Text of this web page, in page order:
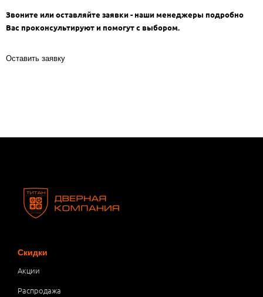
Звоните или оставляйте заявки - наши менеджеры подробно
Вас проконсультируют и помогут с выбором.
Оставить заявку
Скидки
Акции
Распродажа